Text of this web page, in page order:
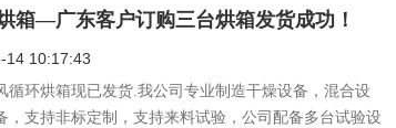
箱—广东客户订购三台烘箱发货成功！
14 10:17:43
循环烘箱现已发货.我公司专业制造干燥设备，混合设
，支持非标定制，支持来料试验，公司配备多台试验设